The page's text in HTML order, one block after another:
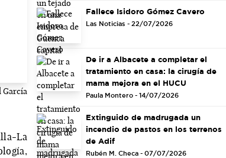
García
La
Fallece Isidoro Gómez Cavero
Las Noticias - 22/07/2026
De ir a Albacete a completar el
tratamiento en casa: la cirugía de
mama mejora en el HUCU
Paula Montero - 14/07/2026
Extinguido de madrugada un
incendio de pastos en los terrenos
de Adif
Rubén M. Checa - 07/07/2026